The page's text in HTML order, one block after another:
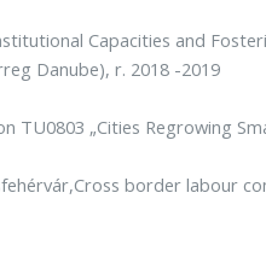
Capacities and
Danube), r. 2018 -2019
TU0803 „Cities Regrowing
border labour